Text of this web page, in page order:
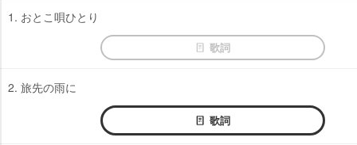
1. おとこ唄ひとり
歌詞
2. 旅先の雨に
歌詞